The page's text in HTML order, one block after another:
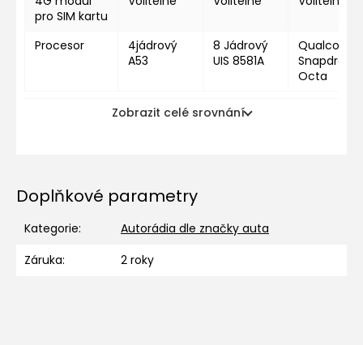
pro SIM kartu
Procesor
4jádrový
A53
8 Jádrový
UIS 8581A
Octa
Zobrazit celé srovnání
Doplňkové parametry
Kategorie:
Autorádia dle značky auta
Záruka: 2 roky